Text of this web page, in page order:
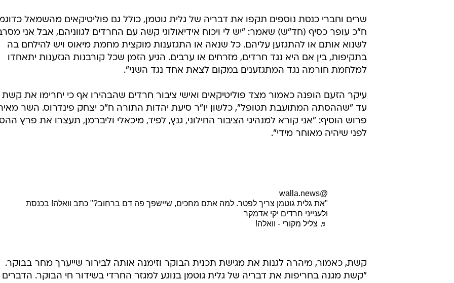
שרים וחברי כנסת נוספים תקפו את דבריה של גלית גוטמן, כולל גם פוליטיקאים מהשמאל
ח"כ עופר כסיף (חד"ש) שאמר: "יש לי ויכוח אידיאולוגי קשה עם החרדים לגווניהם, אבל אני
לשנוא אותם או להתגזען עליהם. כל שנאה או התגזענות מוקצית מחמת מיאוס ויש להילחם בה
בתקיפות, בין אם היא נגד חרדים, מזרחים או ערבים. הגיע הזמן שכל קורבנות הגזענות יתאחדו
למלחמת חורמה נגד המתגזענים במקום לצאת אחד נגד השני".
עד "שההסתה המתועבת תטופל", כלשון יו"ר סיעת יהדות התורה ח"כ יצחק פינדרוס. השר
פרוש הוסיף: "אני קורא למנהיגי הציבור החילוני, גנץ, לפיד, מיכאלי וליברמן, תעצרו את פרץ
לפני שיהיה מאוחר מידי".
@walla.news
"את גלית גוטמן צריך לפטר. למה אתם מחכים, שיישפך פה דם ברחוב?" כתב וואלה! בכנסת
ולענייני חרדים יקי אדמקר
♬ צליל מקורי - וואלה!
קשת, כאמור, מיהרה לגנות את מגישת תכנית הבוקר וזימנה אותה לבירור שייערך מחר בבוקר.
"קשת מגנה בחריפות את דבריה של גלית גוטמן בנוגע למגזר החרדי בשידור חי הבוקר. הדברים